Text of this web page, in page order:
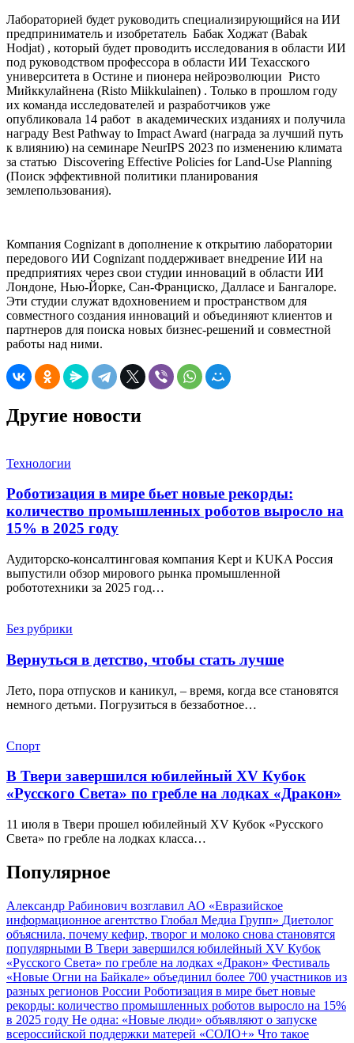
Лабораторией будет руководить специализирующийся на ИИ
предприниматель и изобретатель Бабак Ходжат (Babak
Hodjat) , который будет проводить исследования в области ИИ
под руководством профессора в области ИИ Техасского
университета в Остине и пионера нейроэволюции Ристо
Мийккулайнена (Risto Miikkulainen) . Только в прошлом году
их команда исследователей и разработчиков уже
опубликовала 14 работ в академических изданиях и получила
награду Best Pathway to Impact Award (награда за лучший путь
к влиянию) на семинаре NeurIPS 2023 по изменению климата
за статью Discovering Effective Policies for Land-Use Planning
(Поиск эффективной политики планирования
землепользования).
Компания Cognizant в дополнение к открытию лаборатории
передового ИИ Cognizant поддерживает внедрение ИИ на
предприятиях через свои студии инноваций в области ИИ
Лондоне, Нью-Йорке, Сан-Франциско, Далласе и Бангалоре.
Эти студии служат вдохновением и пространством для
совместного создания инноваций и объединяют клиентов и
партнеров для поиска новых бизнес-решений и совместной
работы над ними.
Другие новости
Технологии
Роботизация в мире бьет новые рекорды:
количество промышленных роботов выросло на
15% в 2025 году
Аудиторско-консалтинговая компания Kept и KUKA Россия
выпустили обзор мирового рынка промышленной
робототехники за 2025 год…
Без рубрики
Вернуться в детство, чтобы стать лучше
Лето, пора отпусков и каникул, – время, когда все становятся
немного детьми. Погрузиться в беззаботное…
Спорт
В Твери завершился юбилейный XV Кубок
«Русского Света» по гребле на лодках «Дракон»
11 июля в Твери прошел юбилейный XV Кубок «Русского
Света» по гребле на лодках класса…
Популярное
Александр Рабинович возглавил АО «Евразийское
информационное агентство Глобал Медиа Групп» Диетолог
объяснила, почему кефир, творог и молоко снова становятся
популярными В Твери завершился юбилейный XV Кубок
«Русского Света» по гребле на лодках «Дракон» Фестиваль
«Новые Огни на Байкале» объединил более 700 участников из
разных регионов России Роботизация в мире бьет новые
рекорды: количество промышленных роботов выросло на 15%
в 2025 году Не одна: «Новые люди» объявляют о запуске
всероссийской поддержки матерей «СОЛО+» Что такое